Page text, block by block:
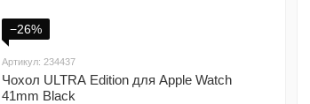
−26%
Артикул: 234437
Чохол ULTRA Edition для Apple Watch
41mm Black